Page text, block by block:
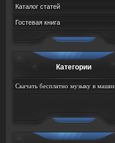
Каталог статей
Гостевая книга
Категории
Скачать бесплатно музыку в